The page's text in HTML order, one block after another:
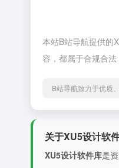
本站B站导航提供的
容，都属于合规合
B站导航致力于优质
关于XU5设计软
XU5设计软件库是